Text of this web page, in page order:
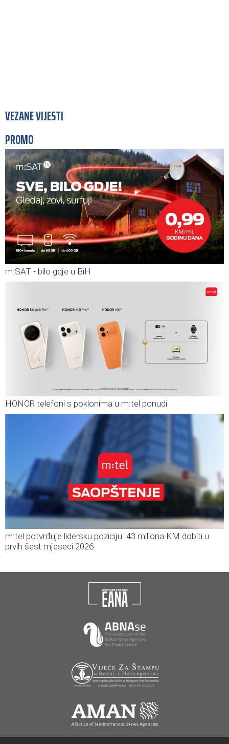
VEZANE VIJESTI
PROMO
m:SAT - bilo gdje u BiH
HONOR telefoni s poklonima u m:tel ponudi
m:tel potvrđuje lidersku poziciju: 43 miliona KM dobiti u
prvih šest mjeseci 2026.